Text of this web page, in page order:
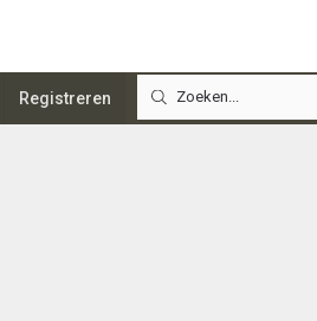
Registreren